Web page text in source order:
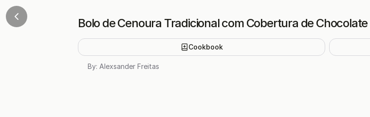
Bolo de Cenoura Tradicional com Cobertura de Chocolate
Cookbook
By: Alexsander Freitas